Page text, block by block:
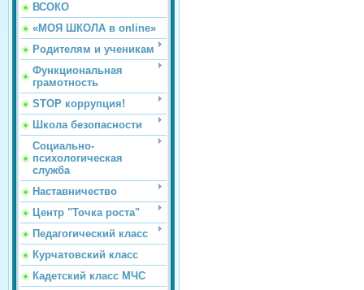
ВСОКО
«МОЯ ШКОЛА в online»
Родителям и ученикам
Функциональная
грамотность
STOP коррупция!
Школа безопасности
Социально-
психологическая
служба
Наставничество
Центр "Точка роста"
Педагогический класс
Курчатовский класс
Кадетский класс МЧС